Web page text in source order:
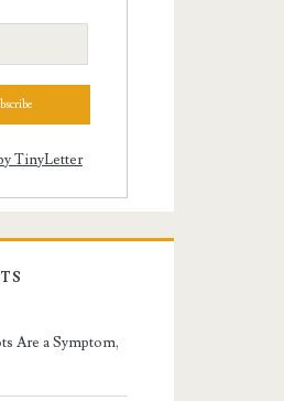
TinyLetter
Are a Symptom,